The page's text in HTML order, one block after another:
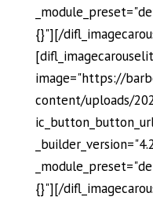
{}"][/
image="https://
content/uploads/
{}"][/